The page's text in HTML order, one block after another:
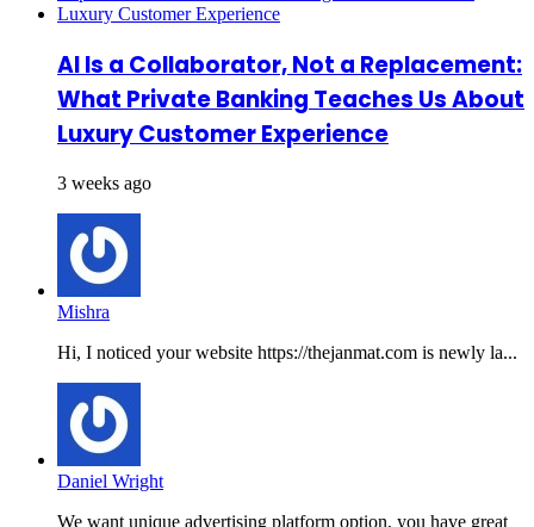
AI Is a Collaborator, Not a Replacement:
What Private Banking Teaches Us About
Luxury Customer Experience
3 weeks ago
Mishra
Hi, I noticed your website https://thejanmat.com is newly la...
Daniel Wright
We want unique advertising platform option, you have great